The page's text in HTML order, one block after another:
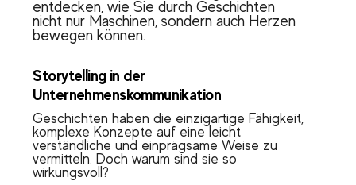
entdecken, wie Sie durch Geschichten
nicht nur Maschinen, sondern auch Herzen
bewegen können.
Storytelling in der
Unternehmenskommunikation
Geschichten haben die einzigartige Fähigkeit,
komplexe Konzepte auf eine leicht
verständliche und einprägsame Weise zu
vermitteln. Doch warum sind sie so
wirkungsvoll?